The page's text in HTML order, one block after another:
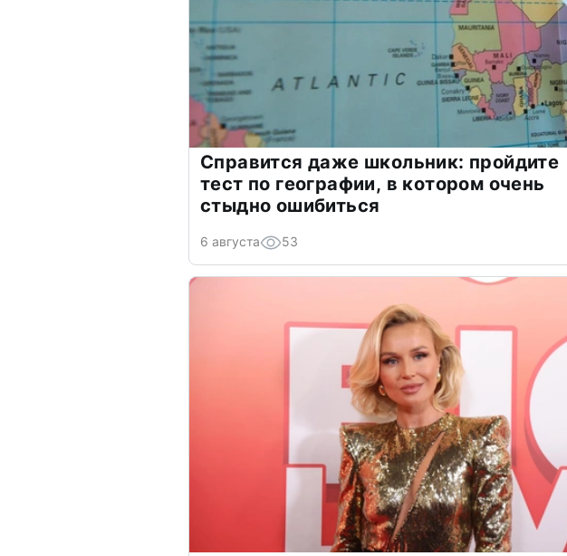
Справится даже школьник: пройдите
тест по географии, в котором очень
стыдно ошибиться
6 августа 53